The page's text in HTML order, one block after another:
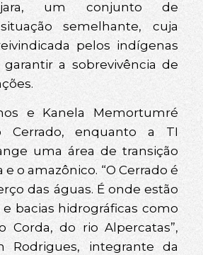
um conjunto de
semelhante, cuja
pelos indígenas
a sobrevivência de
e Kanela Memortumré
Cerrado, enquanto a TI
uma área de transição
o amazônico. “O Cerrado é
das águas. É onde estão
bacias hidrográficas como
Corda, do rio Alpercatas”,
Rodrigues, integrante da